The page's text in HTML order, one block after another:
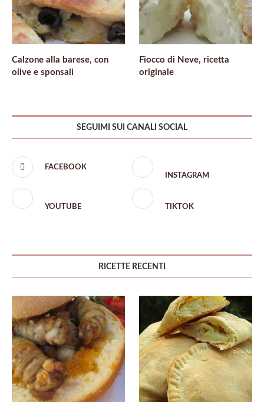
Calzone alla barese, con
olive e sponsali
Fiocco di Neve, ricetta
originale
SEGUIMI SUI CANALI SOCIAL
FACEBOOK
INSTAGRAM
YOUTUBE TIKTOK
RICETTE RECENTI